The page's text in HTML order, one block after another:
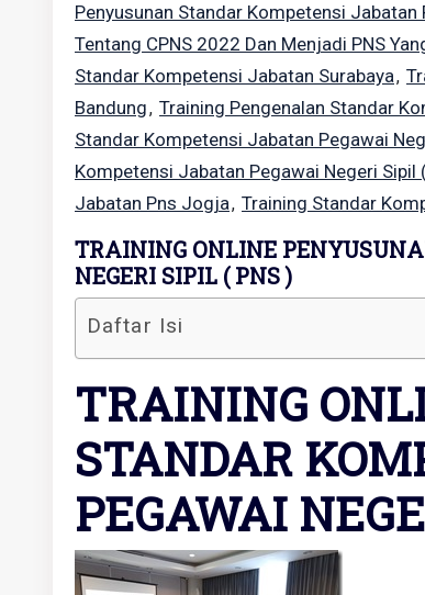
Penyusunan Standar Kompetensi
Tentang CPNS 2022 Dan Menjadi PNS
Standar Kompetensi Jabatan Surabaya,
Bandung, Training Pengenalan Standar
Standar Kompetensi Jabatan Pegawai
Kompetensi Jabatan Pegawai Negeri Sipil
Jabatan Pns Jogja, Training Standar
TRAINING ONLINE
NEGERI SIPIL ( PNS )
Daftar Isi
TRAINING
STANDAR
PEGAWAI